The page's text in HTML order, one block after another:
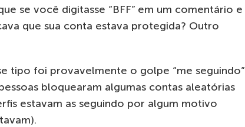
se você digitasse “BFF” em um comentário e
que sua conta estava protegida? Outro
tipo foi provavelmente o golpe “me seguindo”
bloquearam algumas contas aleatórias
estavam as seguindo por algum motivo